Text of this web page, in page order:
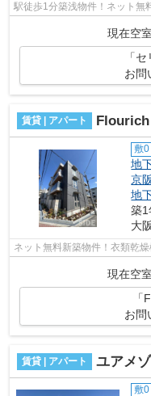
駅徒歩1分築浅物件！ネット無
現在空
「
お問
賃貸 | アパート
敷0
地
京
地
築1
大
ネット無料新築物件！衣類乾
現在空
お問
賃貸 | アパート ユアメ
敷0